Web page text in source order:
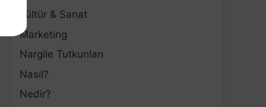
Kültür & Sanat
Marketing
Nargile Tutkunları
Nasıl?
Nedir?